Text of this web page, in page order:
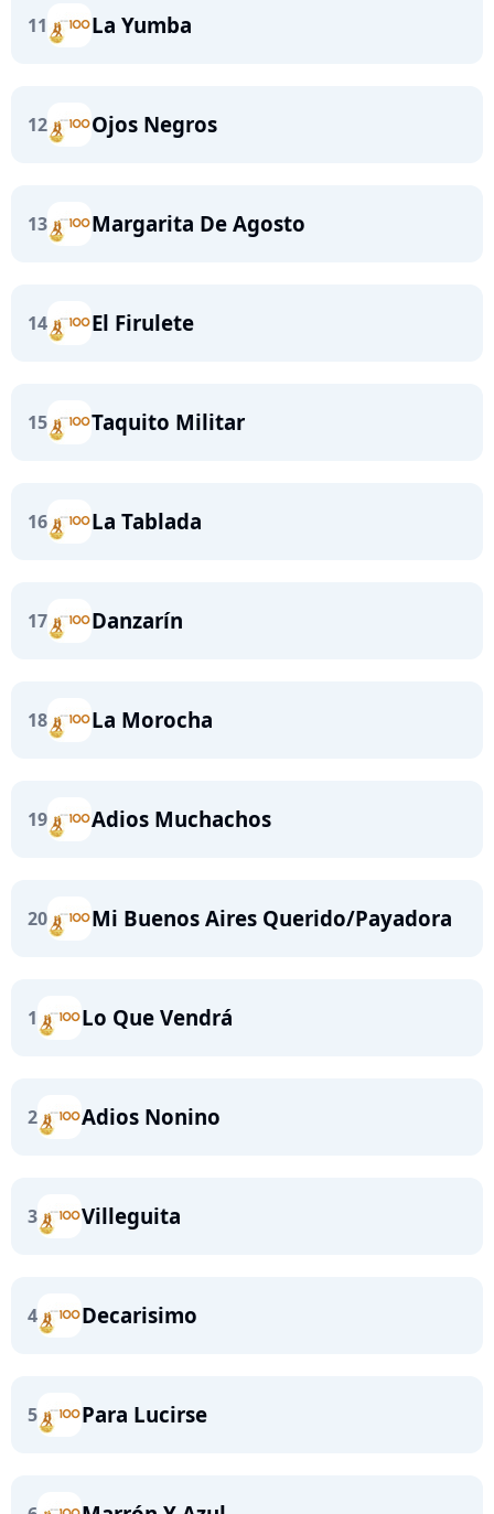
11 La Yumba
12 Ojos Negros
13 Margarita De Agosto
14 El Firulete
15 Taquito Militar
16 La Tablada
17 Danzarín
18 La Morocha
19 Adios Muchachos
20 Mi Buenos Aires Querido/Payadora
1 Lo Que Vendrá
2 Adios Nonino
3 Villeguita
4 Decarisimo
5 Para Lucirse